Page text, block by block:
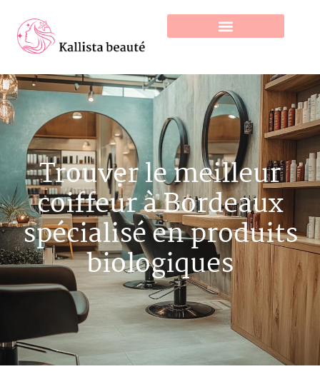
Trouver le meilleur
coiffeur à Bordeaux
spécialisé en produits
biologiques